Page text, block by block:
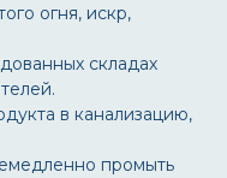
огня, искр,
складах
в канализацию,
промыть